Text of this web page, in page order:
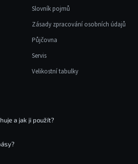
Slovník pojmů
Zásady zpracování osobních údajů
Půjčovna
Servis
Velikostní tabulky
a jak ji použít?